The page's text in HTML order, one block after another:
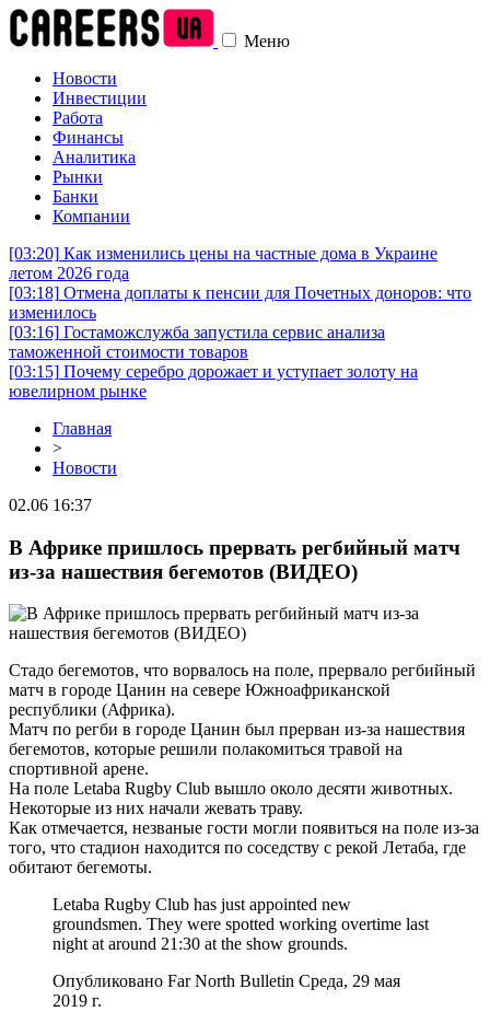
Меню
Новости
Инвестиции
Работа
Финансы
Аналитика
Рынки
Банки
Компании
[03:20] Как изменились цены на частные дома в Украине
летом 2026 года
[03:18] Отмена доплаты к пенсии для Почетных доноров: что
изменилось
[03:16] Гостаможслужба запустила сервис анализа
таможенной стоимости товаров
[03:15] Почему серебро дорожает и уступает золоту на
ювелирном рынке
Главная
>
Новости
02.06 16:37
В Африке пришлось прервать регбийный матч
из-за нашествия бегемотов (ВИДЕО)
Стадо бегемотов, что ворвалось на поле, прервало регбийный
матч в городе Цанин на севере Южноафриканской
республики (Африка).
Матч по регби в городе Цанин был прерван из-за нашествия
бегемотов, которые решили полакомиться травой на
спортивной арене.
На поле Letaba Rugby Club вышло около десяти животных.
Некоторые из них начали жевать траву.
Как отмечается, незваные гости могли появиться на поле из-за
того, что стадион находится по соседству с рекой Летаба, где
обитают бегемоты.
Letaba Rugby Club has just appointed new
groundsmen. They were spotted working overtime last
night at around 21:30 at the show grounds.
Опубликовано Far North Bulletin Среда, 29 мая
2019 г.